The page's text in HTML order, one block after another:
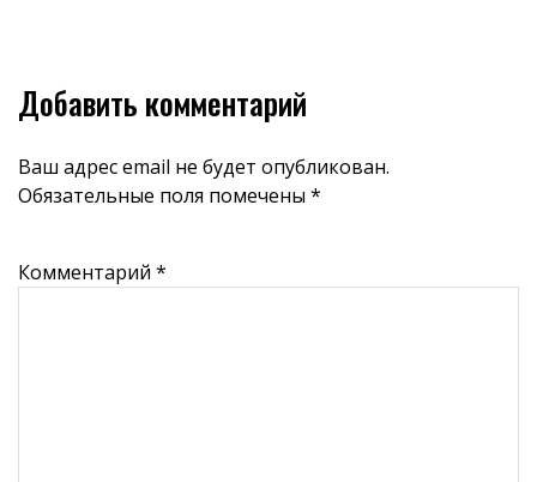
Добавить комментарий
Ваш адрес email не будет опубликован.
Обязательные поля помечены *
Комментарий *